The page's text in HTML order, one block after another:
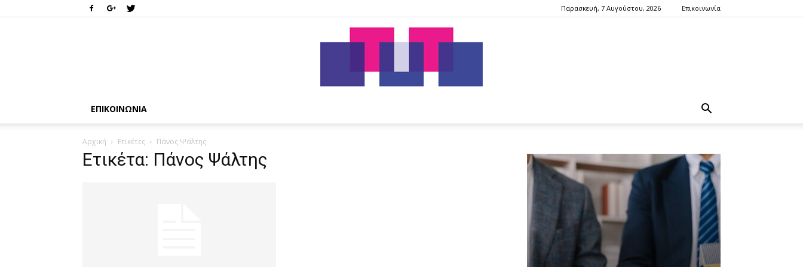
Παρασκευή, 7 Αυγούστου, 2026 Επικοινωνία
ΕΠΙΚΟΙΝΩΝΊΑ
Αρχική Ετικέτες Πάνος Ψάλτης
Ετικέτα: Πάνος Ψάλτης